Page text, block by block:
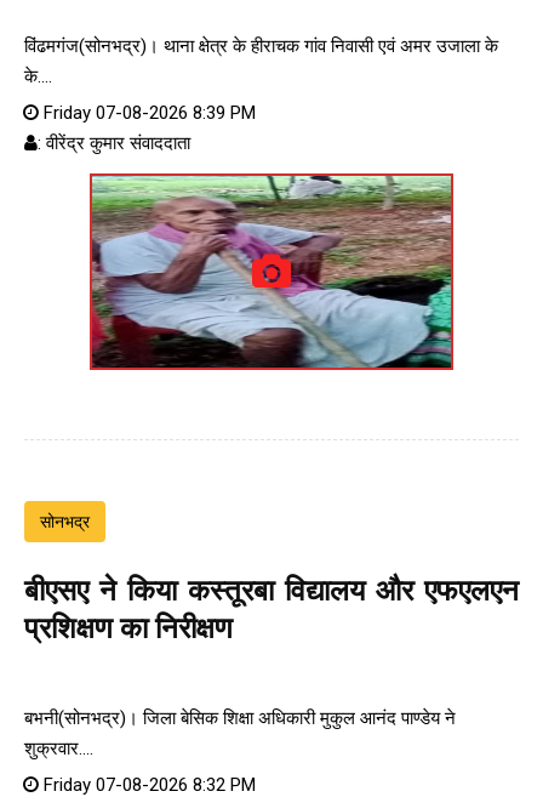
विंढमगंज(सोनभद्र)। थाना क्षेत्र के हीराचक गांव निवासी एवं अमर उजाला के
के....
Friday 07-08-2026 8:39 PM
: वीरेंद्र कुमार संवाददाता
सोनभद्र
बीएसए ने किया कस्तूरबा विद्यालय और एफएलएन
प्रशिक्षण का निरीक्षण
बभनी(सोनभद्र)। जिला बेसिक शिक्षा अधिकारी मुकुल आनंद पाण्डेय ने
शुक्रवार....
Friday 07-08-2026 8:32 PM